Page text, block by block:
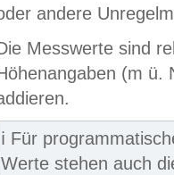
andere
Messwerte sind
(m ü.
ℹ️ Für
Werte stehen auch